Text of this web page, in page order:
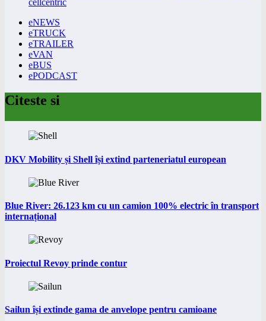
eNEWS
eTRUCK
eTRAILER
eVAN
eBUS
ePODCAST
Citeste si
DKV Mobility și Shell își extind parteneriatul european
Blue River: 26.123 km cu un camion 100% electric în transport
internațional
Proiectul Revoy prinde contur
Sailun își extinde gama de anvelope pentru camioane